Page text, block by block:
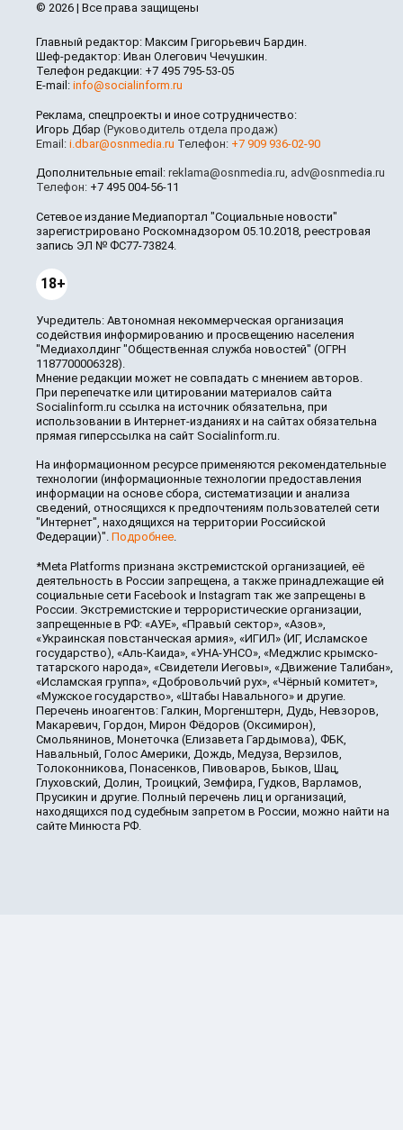
© 2026 | Все права защищены
Главный редактор: Максим Григорьевич Бардин.
Шеф-редактор: Иван Олегович Чечушкин.
Телефон редакции: +7 495 795-53-05
E-mail: info@socialinform.ru
Реклама, спецпроекты и иное сотрудничество:
Игорь Дбар (Руководитель отдела продаж)
Email: i.dbar@osnmedia.ru Телефон: +7 909 936-02-90
Дополнительные email: reklama@osnmedia.ru, adv@osnmedia.ru
Телефон: +7 495 004-56-11
Сетевое издание Медиапортал "Социальные новости"
зарегистрировано Роскомнадзором 05.10.2018, реестровая
запись ЭЛ № ФС77-73824.
18+
Учредитель: Автономная некоммерческая организация
содействия информированию и просвещению населения
"Медиахолдинг "Общественная служба новостей" (ОГРН
1187700006328).
Мнение редакции может не совпадать с мнением авторов.
При перепечатке или цитировании материалов сайта
Socialinform.ru ссылка на источник обязательна, при
использовании в Интернет-изданиях и на сайтах обязательна
прямая гиперссылка на сайт Socialinform.ru.
На информационном ресурсе применяются рекомендательные
технологии (информационные технологии предоставления
информации на основе сбора, систематизации и анализа
сведений, относящихся к предпочтениям пользователей сети
"Интернет", находящихся на территории Российской
Федерации)". Подробнее.
*Meta Platforms признана экстремистской организацией, её
деятельность в России запрещена, а также принадлежащие ей
социальные сети Facebook и Instagram так же запрещены в
России. Экстремистские и террористические организации,
запрещенные в РФ: «АУЕ», «Правый сектор», «Азов»,
«Украинская повстанческая армия», «ИГИЛ» (ИГ, Исламское
государство), «Аль-Каида», «УНА-УНСО», «Меджлис крымско-
татарского народа», «Свидетели Иеговы», «Движение Талибан»,
«Исламская группа», «Добровольчий рух», «Чёрный комитет»,
«Мужское государство», «Штабы Навального» и другие.
Перечень иноагентов: Галкин, Моргенштерн, Дудь, Невзоров,
Макаревич, Гордон, Мирон Фёдоров (Оксимирон),
Смольянинов, Монеточка (Елизавета Гардымова), ФБК,
Навальный, Голос Америки, Дождь, Медуза, Верзилов,
Толоконникова, Понасенков, Пивоваров, Быков, Шац,
Глуховский, Долин, Троицкий, Земфира, Гудков, Варламов,
Прусикин и другие. Полный перечень лиц и организаций,
находящихся под судебным запретом в России, можно найти на
сайте Минюста РФ.